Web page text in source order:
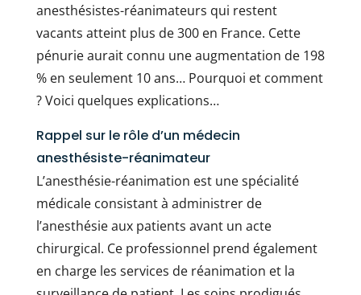
anesthésistes-réanimateurs qui restent
vacants atteint plus de 300 en France. Cette
pénurie aurait connu une augmentation de 198
% en seulement 10 ans… Pourquoi et comment
? Voici quelques explications…
Rappel sur le rôle d’un médecin
anesthésiste-réanimateur
L’anesthésie-réanimation est une spécialité
médicale consistant à administrer de
l’anesthésie aux patients avant un acte
chirurgical. Ce professionnel prend également
en charge les services de réanimation et la